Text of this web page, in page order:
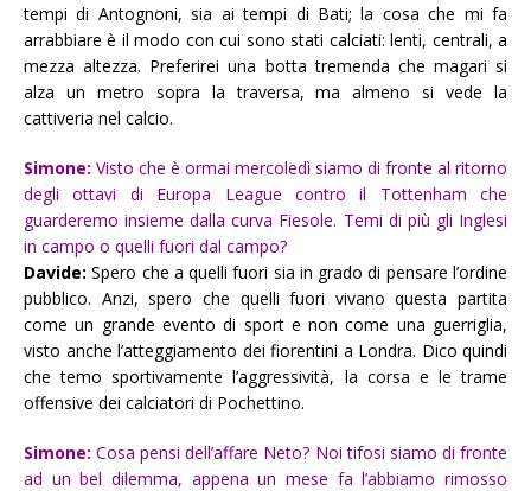
tempi di Antognoni, sia ai tempi di Bati; la cosa che mi fa
arrabbiare è il modo con cui sono stati calciati: lenti, centrali, a
mezza altezza. Preferirei una botta tremenda che magari si
alza un metro sopra la traversa, ma almeno si vede la
cattiveria nel calcio.
Simone: Visto che è ormai mercoledì siamo di fronte al ritorno
degli ottavi di Europa League contro il Tottenham che
guarderemo insieme dalla curva Fiesole. Temi di più gli Inglesi
in campo o quelli fuori dal campo?
Davide: Spero che a quelli fuori sia in grado di pensare l’ordine
pubblico. Anzi, spero che quelli fuori vivano questa partita
come un grande evento di sport e non come una guerriglia,
visto anche l’atteggiamento dei fiorentini a Londra. Dico quindi
che temo sportivamente l’aggressività, la corsa e le trame
offensive dei calciatori di Pochettino.
Simone: Cosa pensi dell’affare Neto? Noi tifosi siamo di fronte
ad un bel dilemma, appena un mese fa l’abbiamo rimosso